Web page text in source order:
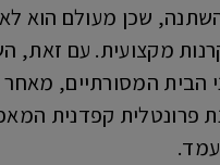
שכן מעולם הוא
מקצועית. עם זאת,
המסורתיים,
פרונטלית קפדנית